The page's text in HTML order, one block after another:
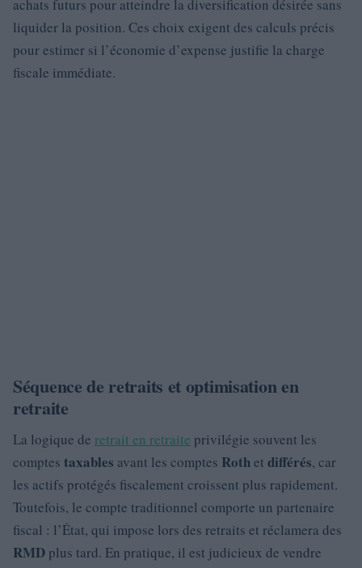
achats futurs pour atteindre la diversification désirée sans
liquider la position. Ces choix exigent des calculs précis
pour estimer si l’économie d’expense justifie la charge
fiscale immédiate.
Séquence de retraits et optimisation en
retraite
La logique de retrait en retraite privilégie souvent les
comptes taxables avant les comptes Rothet différés, car
les actifs protégés fiscalement croissent plus rapidement.
Toutefois, le compte traditionnel comporte un partenaire
fiscal : l’État, qui impose lors des retraits et réclamera des
RMD plus tard. En pratique, il est judicieux de vendre